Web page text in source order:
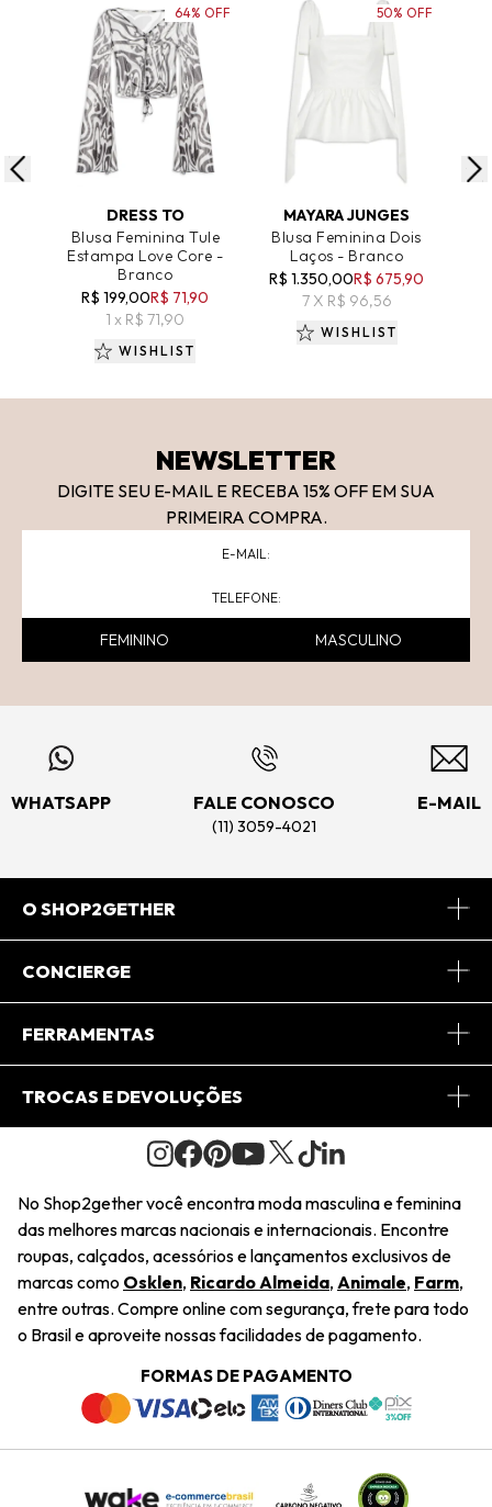
DRESS TO
Blusa Feminina Tule
Estampa Love Core -
Branco
R$ 199,00R$ 71,90
1 x R$ 71,90
64% OFF
WISHLIST
ADICIONAR AO CARRINHO
MAYARA JUNGES
Blusa Feminina Dois
Laços - Branco
R$ 1.350,00R$ 675,90
7 X R$ 96,56
50% OFF
WISHLIST
NEWSLETTER
DIGITE SEU E-MAIL E RECEBA 15% OFF EM SUA
PRIMEIRA COMPRA.
FEMININO MASCULINO
WHATSAPP FALE CONOSCO
(11) 3059-4021
E-MAIL
O SHOP2GETHER
Sobre Nós
Journal
Saiu na Mídia
Sustentabilidade
Navegando
Termos e Condições
Trabalhe Conosco
CONCIERGE
Central de Relacionamento
Regulamento e Promoções
FERRAMENTAS
Minha Conta
Pedido de Presente
Wishlist
TROCAS E DEVOLUÇÕES
Condições Gerais
Troca Fácil
Restituição de Pagamento
Dúvidas Frequentes
Termos e Condições
Política de Privacidade
No Shop2gether você encontra moda masculina e feminina
das melhores marcas nacionais e internacionais. Encontre
roupas, calçados, acessórios e lançamentos exclusivos de
marcas como Osklen, Ricardo Almeida, Animale, Farm,
entre outras. Compre online com segurança, frete para todo
o Brasil e aproveite nossas facilidades de pagamento.
FORMAS DE PAGAMENTO